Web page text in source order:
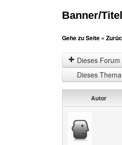
Banner/
Gehe zu Seite «
Dieses
Dieses
Autor